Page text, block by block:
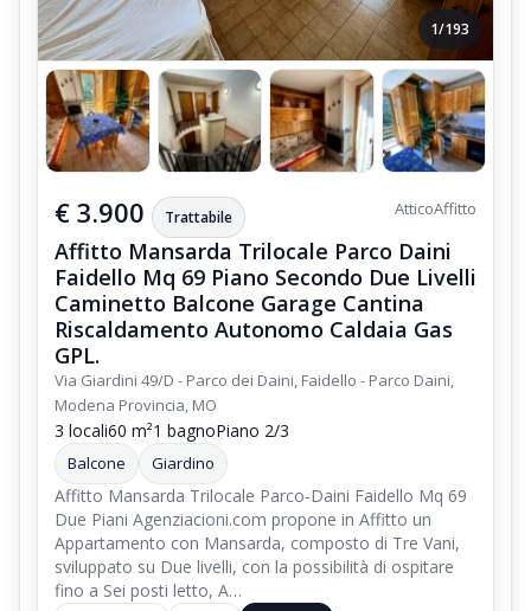
1/193
€ 3.900 Trattabile AtticoAffitto
Affitto Mansarda Trilocale Parco Daini
Faidello Mq 69 Piano Secondo Due Livelli
Caminetto Balcone Garage Cantina
Riscaldamento Autonomo Caldaia Gas
GPL.
Via Giardini 49/D - Parco dei Daini, Faidello - Parco Daini,
Modena Provincia, MO
3 locali60 m²1 bagnoPiano 2/3
Balcone Giardino
Affitto Mansarda Trilocale Parco-Daini Faidello Mq 69
Due Piani Agenziacioni.com propone in Affitto un
Appartamento con Mansarda, composto di Tre Vani,
sviluppato su Due livelli, con la possibilità di ospitare
fino a Sei posti letto, A…